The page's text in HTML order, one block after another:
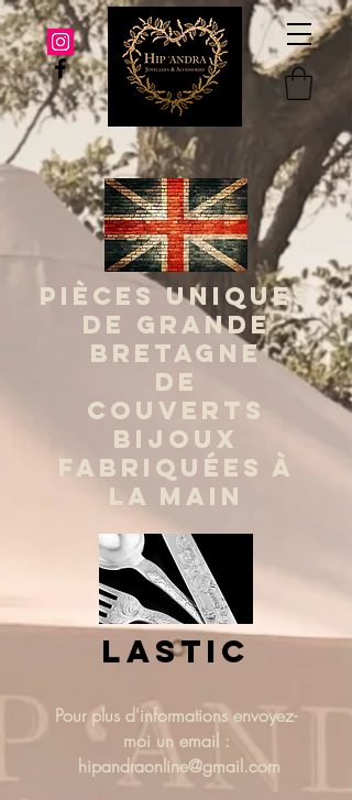
PIÈCES UNIQUES
DE GRANDE
BRETAGNE
DE
COUVERTS
BIJOUX
FABRIQUÉES À
LA MAIN
lastic
Pour plus d'informationsenvoyez-
moi un email :
hipandraonline@gmail.com